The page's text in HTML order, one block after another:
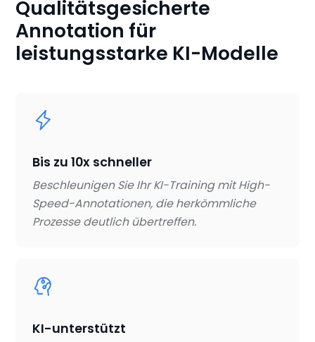
Qualitätsgesicherte
Annotation für
leistungsstarke KI-Modelle
Bis zu 10x schneller
Beschleunigen Sie Ihr KI-Training mit High-
Speed-Annotationen, die herkömmliche
Prozesse deutlich übertreffen.
KI-unterstützt